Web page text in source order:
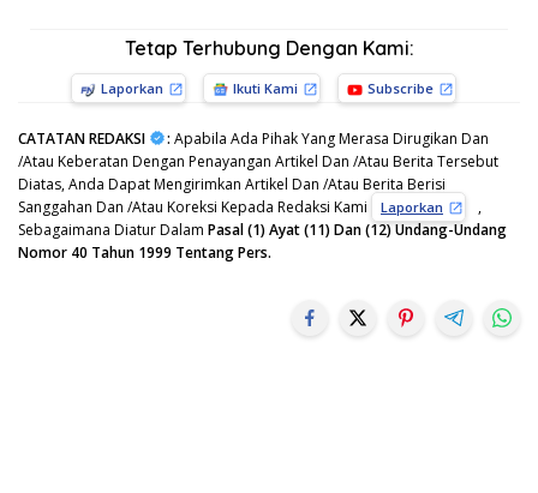
Tetap Terhubung Dengan Kami:
Laporkan Ikuti Kami Subscribe
CATATAN REDAKSI : Apabila Ada Pihak Yang Merasa Dirugikan Dan
/Atau Keberatan Dengan Penayangan Artikel Dan /Atau Berita Tersebut
Diatas, Anda Dapat Mengirimkan Artikel Dan /Atau Berita Berisi
Sanggahan Dan /Atau Koreksi Kepada Redaksi Kami
Laporkan
,
Sebagaimana Diatur Dalam Pasal (1) Ayat (11) Dan (12) Undang-Undang
Nomor 40 Tahun 1999 Tentang Pers.